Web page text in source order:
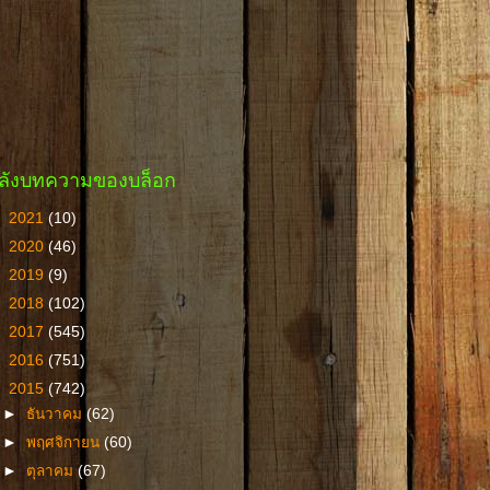
งบทความของบล็อก
2021 (10)
2020 (46)
2019 (9)
2018 (102)
2017 (545)
2016 (751)
2015 (742)
► ธันวาคม(62)
►พฤศจิกายน(60)
► ตุลาคม(67)